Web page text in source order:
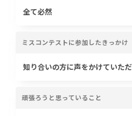
全て必然
ミスコンテストに参加したきっかけ
知り合いの方に声をかけていた
頑張ろうと思っていること